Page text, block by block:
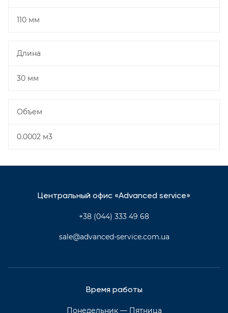
110 мм
Длина
30 мм
Объем
0.0002 м3
Центральный офис «Advanced service»
+38 (044) 333 49 68
sale@advanced-service.com.ua
Время работы
Понедельник — Пятница